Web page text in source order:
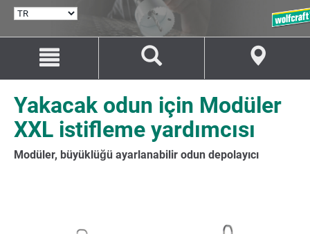
Navigasyona
Yakacak odun için Modüler
XXL istifleme yardımcısı
Modüler, büyüklüğü ayarlanabilir odun depolayıcı